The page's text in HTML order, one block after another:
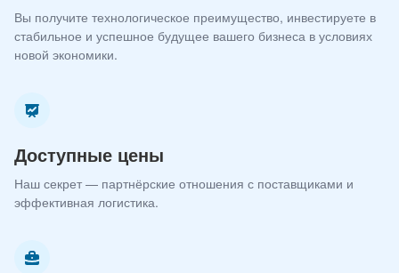
Вы получите технологическое преимущество, инвестируете в
стабильное и успешное будущее вашего бизнеса в условиях
новой экономики.
Доступные цены
Наш секрет — партнёрские отношения с поставщиками и
эффективная логистика.